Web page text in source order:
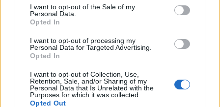
I want to opt-out of the Sale of my
Personal Data.
Opted In
I want to opt-out of processing my
Personal Data for Targeted Advertising.
Opted In
I want to opt-out of Collection, Use,
Retention, Sale, and/or Sharing of my
Personal Data that Is Unrelated with the
Purposes for which it was collected.
Opted Out
wylewu krwi do mózgu, wywołanego pęknięciem
tętniaka. Kiedy przybyło pogotowie, byłem już
nieprzytomny. O tym, co się ze mną dalej działo, wiem
o tym...
gość
Forum:Neurologia po godzinach